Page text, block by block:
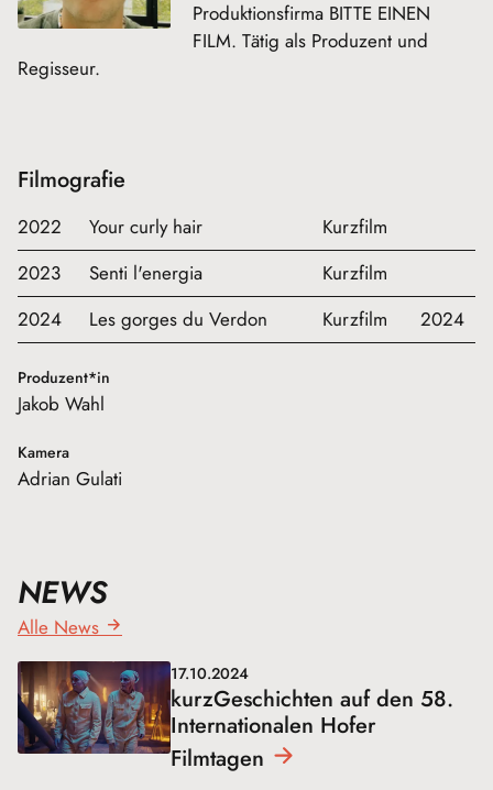
Produktionsfirma BITTE EINEN
FILM. Tätig als Produzent und
Regisseur.
Filmografie
2022 Your curly hair
Kurzfilm
2023
Senti l'energia
Kurzfilm
2024
Les gorges du Verdon Kurzfilm 2024
Produzent*in
Jakob Wahl
Kamera
Adrian Gulati
NEWS
Alle News
17.10.2024
kurzGeschichten auf den 58.
Internationalen Hofer
Filmtagen